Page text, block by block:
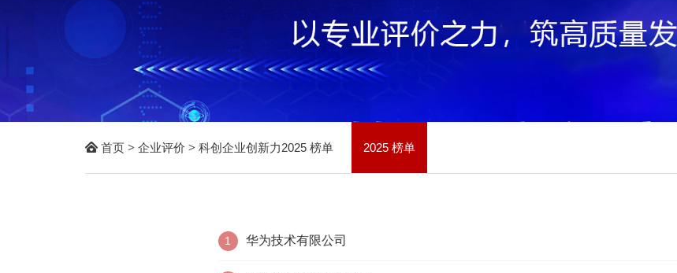
 首页 > 企业评价 >科创企业创新力2025 榜单 2025 榜单
1 华为技术有限公司